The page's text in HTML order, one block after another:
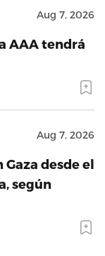
Aug 7, 2026
AAA tendrá
Aug 7, 2026
desde el
según